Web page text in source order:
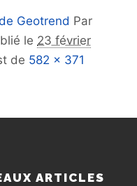
Geotrend Par
le 23 février
de 582 × 371
ARTICLES